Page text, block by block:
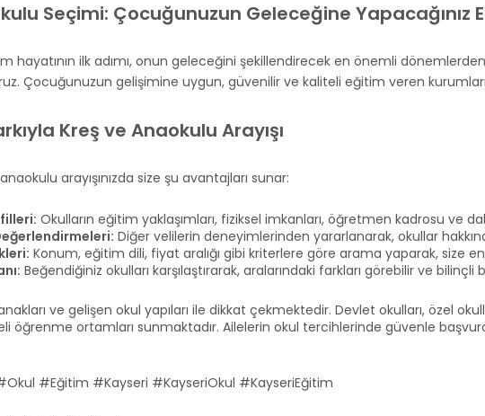
Seçimi: Çocuğunuzun Geleceğine Yapacağınız
hayatının ilk adımı, onun geleceğini şekillendirecek en önemli
Çocuğunuzun gelişimine uygun, güvenilir ve kaliteli eğitim veren
Kreş ve Anaokulu Arayışı
arayışınızda size şu avantajları sunar:
Okulların eğitim yaklaşımları, fiziksel imkanları, öğretmen kadrosu ve
Diğer velilerin deneyimlerinden yararlanarak, okullar
Konum, eğitim dili, fiyat aralığı gibi kriterlere göre arama yaparak, size
Beğendiğiniz okulları karşılaştırarak, aralarındaki farkları görebilir ve
ve gelişen okul yapıları ile dikkat çekmektedir. Devlet okulları, özel
öğrenme ortamları sunmaktadır. Ailelerin okul tercihlerinde güvenle
#Eğitim #Kayseri #KayseriOkul #KayseriEğitim